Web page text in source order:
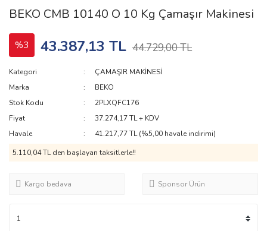
BEKO CMB 10140 O 10 Kg Çamaşır Makinesi
%3 43.387,13 TL 44.729,00 TL
Kategori
ÇAMAŞIR MAKİNESİ
Marka
BEKO
Stok Kodu
2PLXQFC176
Fiyat
37.274,17 TL + KDV
Havale
41.217,77 TL (%5,00 havale indirimi)
5.110,04 TL den başlayan taksitlerle!!
Kargo bedava Sponsor Ürün